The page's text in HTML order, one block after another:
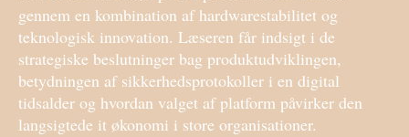
gennem en kombination af hardwarestabilitet og
teknologisk innovation. Læseren får indsigt i de
strategiske beslutninger bag produktudviklingen,
betydningen af sikkerhedsprotokoller i en digital
tidsalder og hvordan valget af platform påvirker den
langsigtede it økonomi i store organisationer.